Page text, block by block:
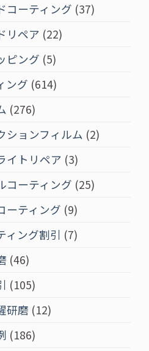
コーティング (37)
リペア (22)
ピング (5)
ング (614)
(276)
ションフィルム (2)
イトリペア (3)
コーティング (25)
ーティング (9)
ィング割引 (7)
(46)
(105)
研磨 (12)
(186)